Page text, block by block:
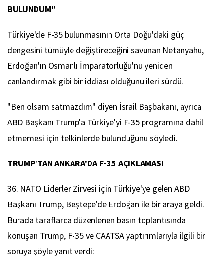
BULUNDUM"
Türkiye'de F-35 bulunmasının Orta Doğu'daki güç
dengesini tümüyle değiştireceğini savunan Netanyahu,
Erdoğan'ın Osmanlı İmparatorluğu'nu yeniden
canlandırmak gibi bir iddiası olduğunu ileri sürdü.
"Ben olsam satmazdım" diyen İsrail Başbakanı, ayrıca
ABD Başkanı Trump'a Türkiye'yi F-35 programına dahil
etmemesi için telkinlerde bulunduğunu söyledi.
TRUMP'TAN ANKARA'DA F-35 AÇIKLAMASI
36. NATO Liderler Zirvesi için Türkiye'ye gelen ABD
Başkanı Trump, Beştepe'de Erdoğan ile bir araya geldi.
Burada taraflarca düzenlenen basın toplantısında
konuşan Trump, F-35 ve CAATSA yaptırımlarıyla ilgili bir
soruya şöyle yanıt verdi: